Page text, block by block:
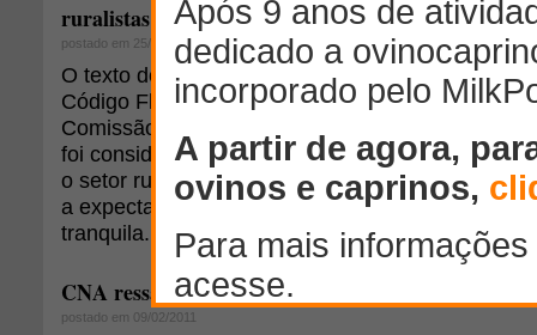
ruralistas
postado em 25/11/2011
O texto do parecer do senador Jorge Viana (PT-
Código Florestal, cuja aprovação foi concluída
Comissão de Meio Ambiente (CMA) do Senado
foi considerado satisfatório para o Ministério do
o setor rural. A votação no plenário da Casa
a expectativa de líderes da oposição e do
tranquila.
CNA ressalta importância do Novo Código
postado em 09/02/2011